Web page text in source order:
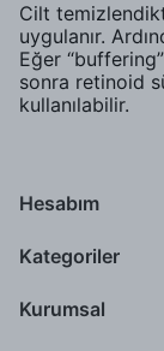
Cilt
uygulanır.
Eğer
sonra retinoid
kullanılabilir.
Hesabım
Kategoriler
Kurumsal